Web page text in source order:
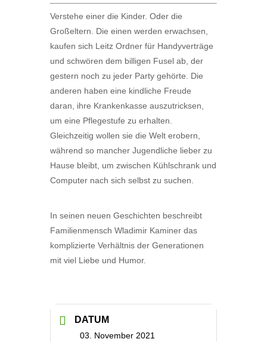
Verstehe einer die Kinder. Oder die
Großeltern. Die einen werden erwachsen,
kaufen sich Leitz Ordner für Handyverträge
und schwören dem billigen Fusel ab, der
gestern noch zu jeder Party gehörte. Die
anderen haben eine kindliche Freude
daran, ihre Krankenkasse auszutricksen,
um eine Pflegestufe zu erhalten.
Gleichzeitig wollen sie die Welt erobern,
während so mancher Jugendliche lieber zu
Hause bleibt, um zwischen Kühlschrank und
Computer nach sich selbst zu suchen.
In seinen neuen Geschichten beschreibt
Familienmensch Wladimir Kaminer das
komplizierte Verhältnis der Generationen
mit viel Liebe und Humor.
DATUM
03. November 2021